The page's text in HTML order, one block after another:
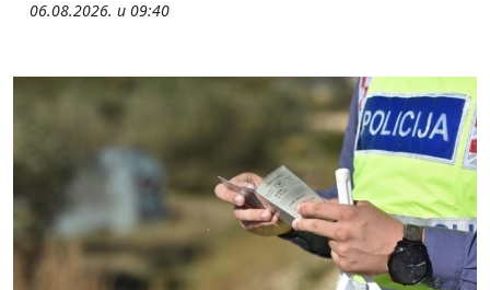
06.08.2026. u 09:40